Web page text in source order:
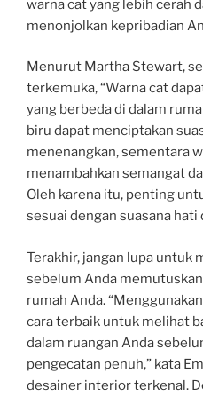
warna cat yang lebih cerah
menonjolkan kepribadian
Menurut Martha Stewart,
terkemuka, “Warna cat
yang berbeda di dalam
biru dapat menciptakan
menenangkan, sementara
menambahkan semangat
Oleh karena itu, penting
sesuai dengan suasana
Terakhir, jangan lupa untuk
sebelum Anda
rumah Anda.
cara terbaik untuk melihat
dalam ruangan Anda
pengecatan penuh,” kata
desainer interior terkenal.